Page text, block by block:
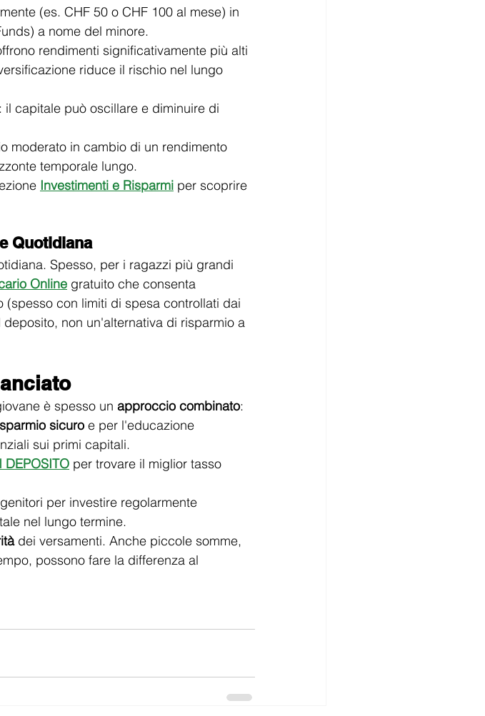
(es. CHF 50 o CHF 100 al mese) in
a nome del minore.
rendimenti significativamente più alti
riduce il rischio nel lungo
capitale può oscillare e diminuire di
moderato in cambio di un rendimento
temporale lungo.
Investimenti e Risparmi per scoprire
Quotidiana
Spesso, per i ragazzi più grandi
Online gratuito che consenta
con limiti di spesa controllati dai
non un'alternativa di risparmio a
è spesso un approccio combinato:
sicuro e per l'educazione
sui primi capitali.
DEPOSITO per trovare il miglior tasso
per investire regolarmente
nel lungo termine.
dei versamenti. Anche piccole somme,
possono fare la differenza al